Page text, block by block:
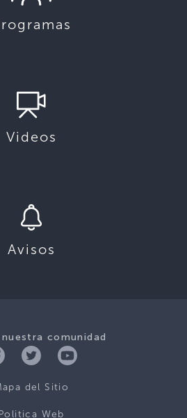
Videos
Avisos
comunidad
del Sitio
Web